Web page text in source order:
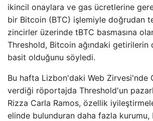
ikincil onaylara ve gas ücretlerine
bir Bitcoin (BTC) işlemiyle doğrudan
zincirler üzerinde tBTC basmasına
Threshold, Bitcoin ağındaki getirilerin
basit olduğunu söyledi.
Bu hafta Lizbon'daki Web Zirvesi'nde
verdiği röportajda Threshold'un
Rizza Carla Ramos, özellik
elinde bulunduran daha fazla kurumu,